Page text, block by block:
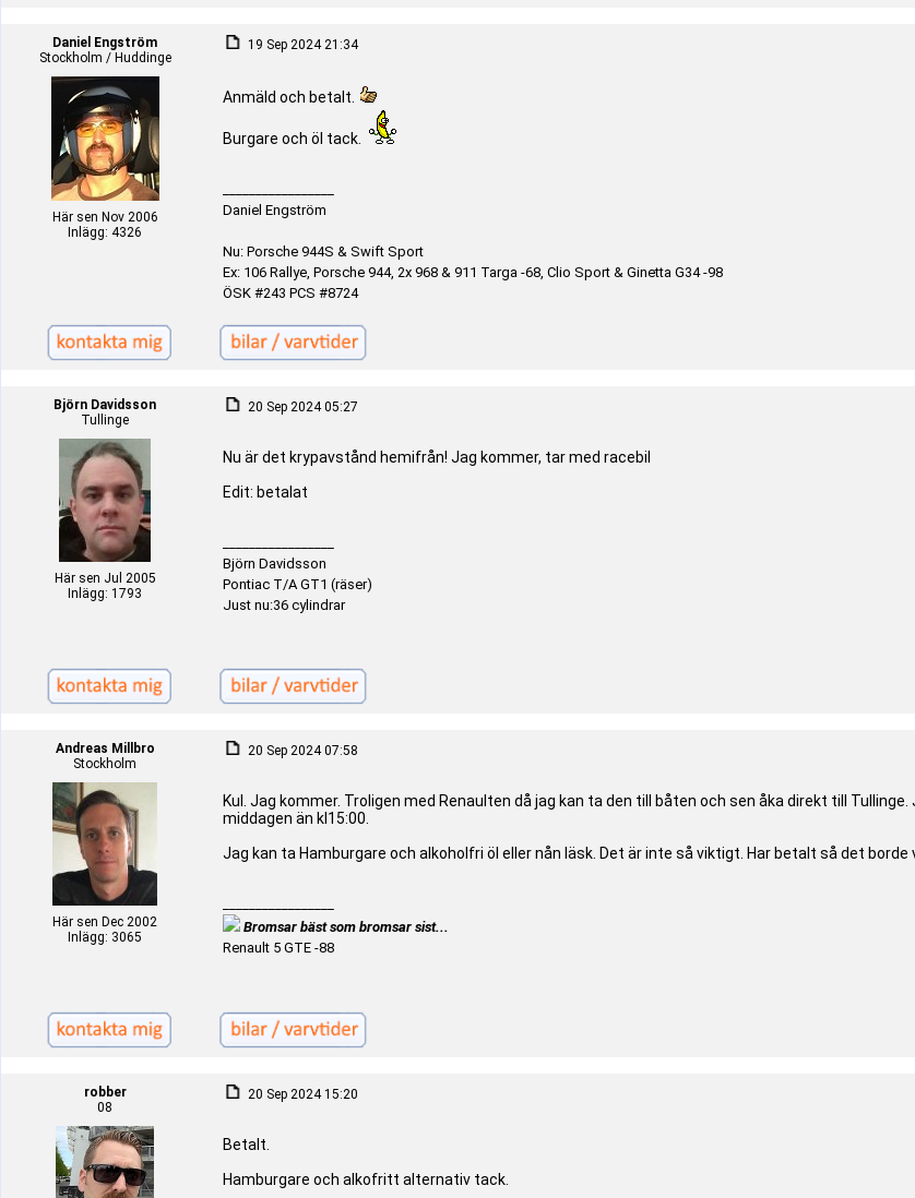
Daniel Engström
Stockholm / Huddinge
Här sen Nov 2006
Inlägg: 4326
19 Sep 2024 21:34
Anmäld och betalt.
Burgare och öl tack.
Daniel Engström
Nu: Porsche 944S & Swift Sport
Ex: 106 Rallye, Porsche 944, 2x 968 & 911 Targa -68, Clio Sport & Ginetta G34 -98
ÖSK #243 PCS #8724
Björn Davidsson
Tullinge
Här sen Jul 2005
Inlägg: 1793
20 Sep 2024 05:27
Nu är det krypavstånd hemifrån! Jag kommer, tar med racebil
Edit: betalat
Björn Davidsson
Pontiac T/A GT1 (räser)
Just nu:36 cylindrar
Andreas Millbro
Stockholm
Här sen Dec 2002
Inlägg: 3065
20 Sep 2024 07:58
Kul. Jag kommer. Troligen med Renaulten då jag kan ta den till båten och sen åka direkt till
middagen än kl15:00.
Jag kan ta Hamburgare och alkoholfri öl eller nån läsk. Det är inte så viktigt. Har betalt så det borde
Bromsar bäst som bromsar sist...
Renault 5 GTE -88
robber
08
20 Sep 2024 15:20
Betalt.
Hamburgare och alkofritt alternativ tack.